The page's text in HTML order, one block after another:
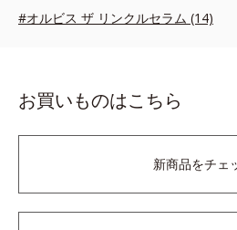
#オルビス ザ リンクルセラム (14)
お買いものはこちら
新商品をチェ